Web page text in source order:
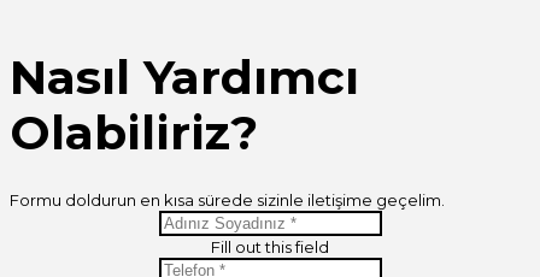
Nasıl Yardımcı
Olabiliriz?
Formu doldurun en kısa sürede sizinle iletişime geçelim.
Fill out this field